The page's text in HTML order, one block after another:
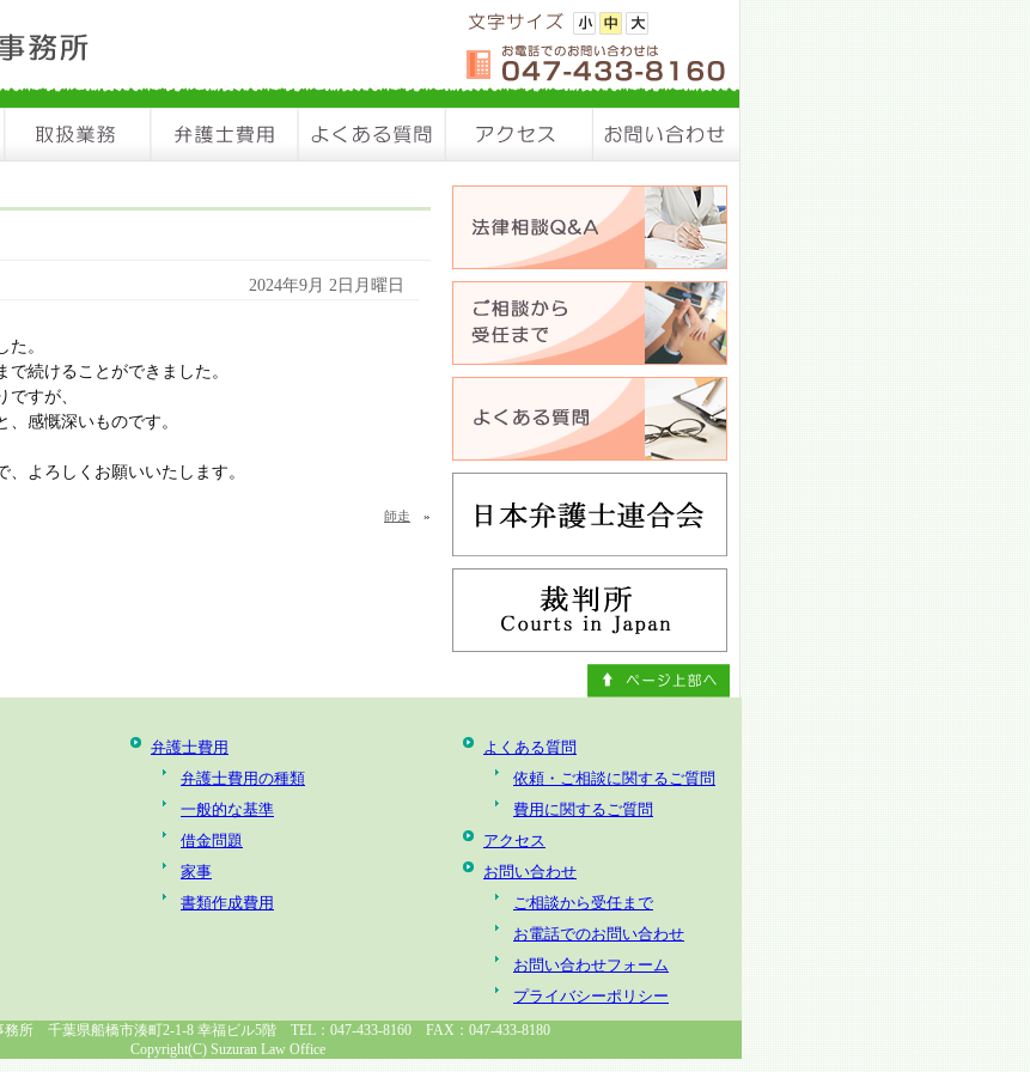
2024年9月 2日月曜日
。
続けることができました。
すが、
感慨深いものです。
よろしくお願いいたします。
師走 »
弁護士費用
弁護士費用の種類
一般的な基準
借金問題
家事
書類作成費用
よくある質問
依頼・ご相談に関するご質問
費用に関するご質問
アクセス
お問い合わせ
ご相談から受任まで
お電話でのお問い合わせ
お問い合わせフォーム
プライバシーポリシー
務所 千葉県船橋市湊町2-1-8 幸福ビル5階 TEL：047-433-8160 FAX：047-433-8180
Copyright(C) Suzuran Law Office